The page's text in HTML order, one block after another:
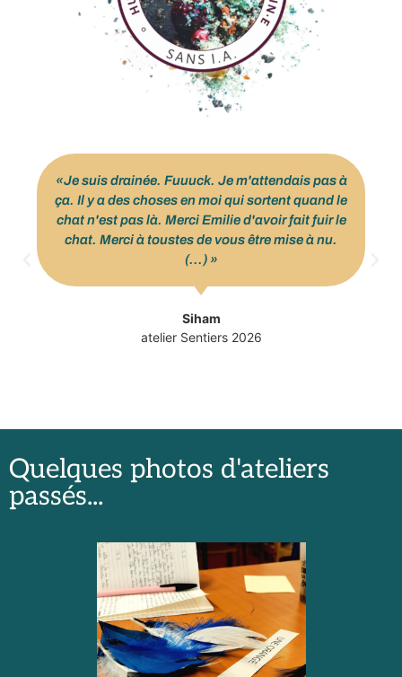
«Je suis drainée. Fuuuck. Je m'attendais pas à
ça. Il y a des choses en moi qui sortent quand le
chat n'est pas là. Merci Emilie d'avoir fait fuir le
chat. Merci à toustes de vous être mise à nu.
(...) »
Siham
atelier Sentiers 2026
Quelques photos d'ateliers
passés...